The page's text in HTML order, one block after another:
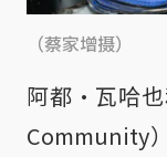
（蔡家增摄）
阿都·瓦哈也
Community